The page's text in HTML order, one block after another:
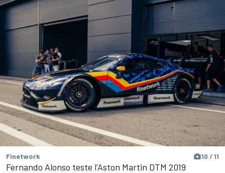
Finetwork 10 / 11
Fernando Alonso teste l'Aston Martin DTM 2019